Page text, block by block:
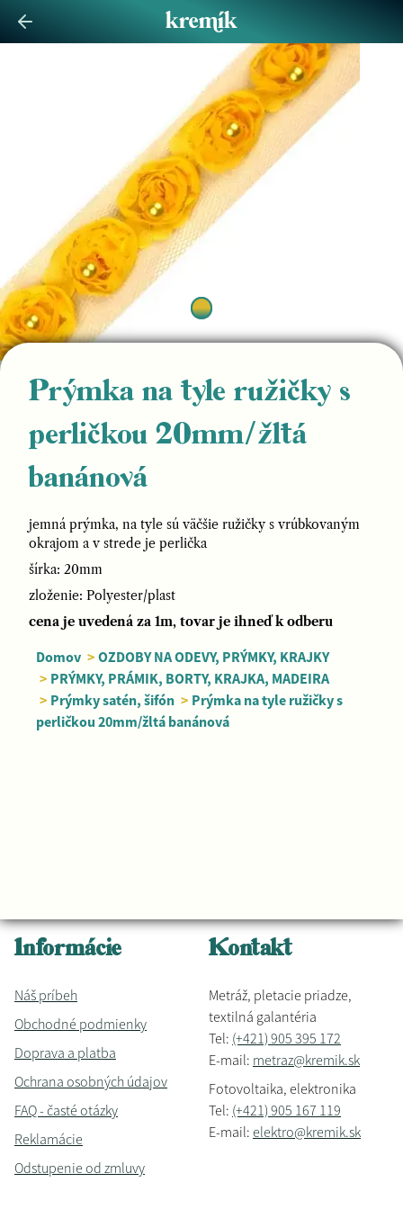
Prýmka na tyle ružičky s
perličkou 20mm/žltá
banánová
jemná prýmka, na tyle sú väčšie ružičky s vrúbkovaným
okrajom a v strede je perlička
šírka: 20mm
zloženie: Polyester/plast
cena je uvedená za 1m, tovar je ihneď k odberu
Domov > OZDOBY NA ODEVY, PRÝMKY, KRAJKY
> PRÝMKY, PRÁMIK, BORTY, KRAJKA, MADEIRA
> Prýmky satén, šifón > Prýmka na tyle ružičky s
perličkou 20mm/žltá banánová
Informácie
Náš príbeh
Obchodné podmienky
Doprava a platba
Ochrana osobných údajov
FAQ - časté otázky
Reklamácie
Odstupenie od zmluvy
Kontakt
Metráž, pletacie priadze,
textilná galantéria
Tel: (+421) 905 395 172
E-mail: metraz@kremik.sk
Fotovoltaika, elektronika
Tel: (+421) 905 167 119
E-mail: elektro@kremik.sk